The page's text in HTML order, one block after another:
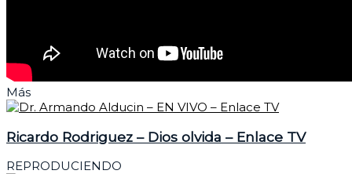
Más
Ricardo Rodriguez – Dios olvida – Enlace TV
REPRODUCIENDO